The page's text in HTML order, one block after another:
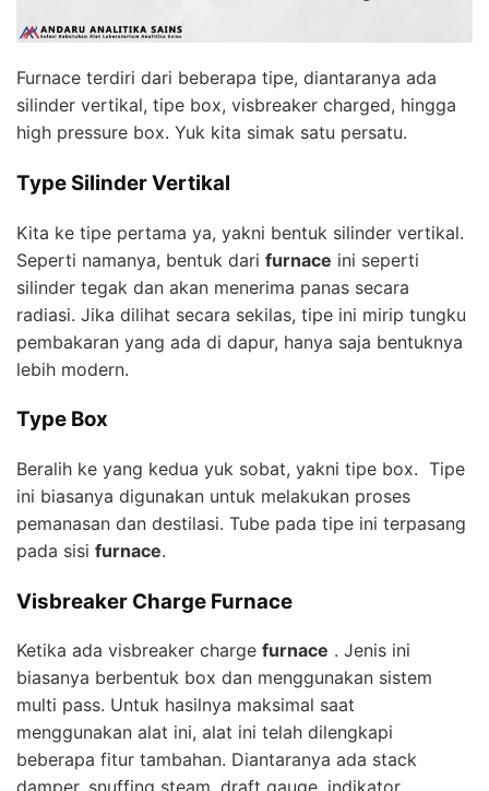
Furnace terdiri dari beberapa tipe, diantaranya ada
silinder vertikal, tipe box, visbreaker charged, hingga
high pressure box. Yuk kita simak satu persatu.
Type Silinder Vertikal
Kita ke tipe pertama ya, yakni bentuk silinder vertikal.
Seperti namanya, bentuk dari furnace ini seperti
silinder tegak dan akan menerima panas secara
radiasi. Jika dilihat secara sekilas, tipe ini mirip tungku
pembakaran yang ada di dapur, hanya saja bentuknya
lebih modern.
Type Box
Beralih ke yang kedua yuk sobat, yakni tipe box. Tipe
ini biasanya digunakan untuk melakukan proses
pemanasan dan destilasi. Tube pada tipe ini terpasang
pada sisi furnace.
Visbreaker Charge Furnace
Ketika ada visbreaker charge furnace . Jenis ini
biasanya berbentuk box dan menggunakan sistem
multi pass. Untuk hasilnya maksimal saat
menggunakan alat ini, alat ini telah dilengkapi
beberapa fitur tambahan. Diantaranya ada stack